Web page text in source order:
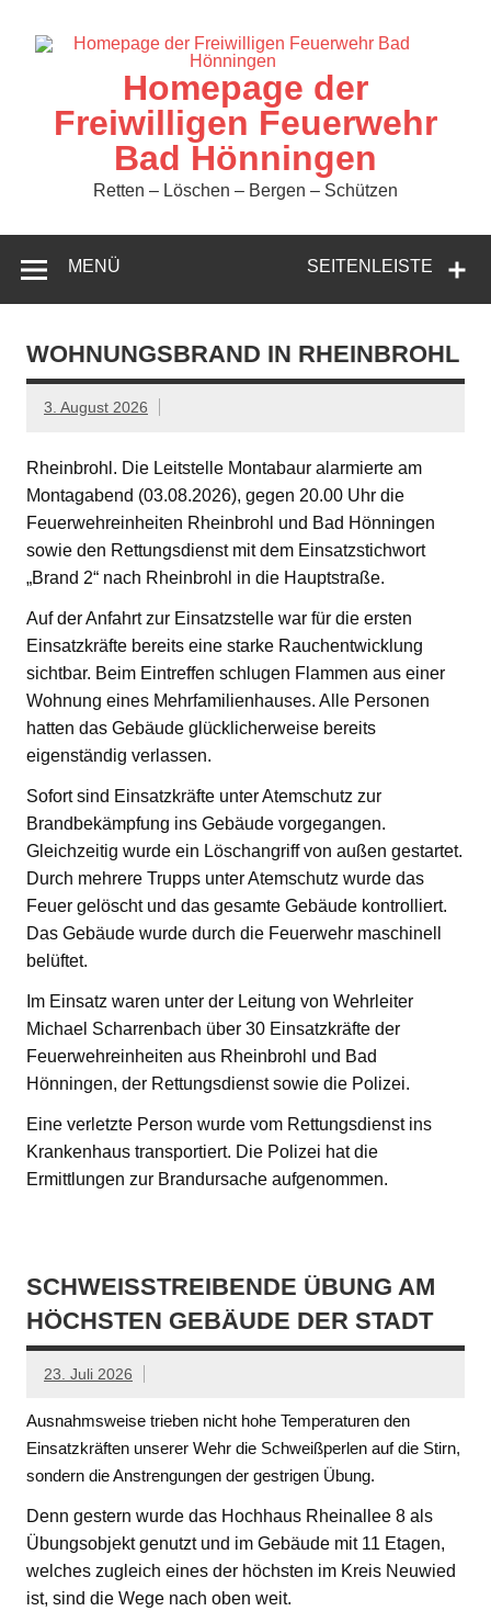
springen
Homepage der
Freiwilligen Feuerwehr
Bad Hönningen
Retten – Löschen – Bergen – Schützen
SEITENLEISTE
MENÜ
WOHNUNGSBRAND IN RHEINBROHL
3. August 2026
Rheinbrohl. Die Leitstelle Montabaur alarmierte am
Montagabend (03.08.2026), gegen 20.00 Uhr die
Feuerwehreinheiten Rheinbrohl und Bad Hönningen
sowie den Rettungsdienst mit dem Einsatzstichwort
„Brand 2“ nach Rheinbrohl in die Hauptstraße.
Auf der Anfahrt zur Einsatzstelle war für die ersten
Einsatzkräfte bereits eine starke Rauchentwicklung
sichtbar. Beim Eintreffen schlugen Flammen aus einer
Wohnung eines Mehrfamilienhauses. Alle Personen
hatten das Gebäude glücklicherweise bereits
eigenständig verlassen.
Sofort sind Einsatzkräfte unter Atemschutz zur
Brandbekämpfung ins Gebäude vorgegangen.
Gleichzeitig wurde ein Löschangriff von außen gestartet.
Durch mehrere Trupps unter Atemschutz wurde das
Feuer gelöscht und das gesamte Gebäude kontrolliert.
Das Gebäude wurde durch die Feuerwehr maschinell
belüftet.
Im Einsatz waren unter der Leitung von Wehrleiter
Michael Scharrenbach über 30 Einsatzkräfte der
Feuerwehreinheiten aus Rheinbrohl und Bad
Hönningen, der Rettungsdienst sowie die Polizei.
Eine verletzte Person wurde vom Rettungsdienst ins
Krankenhaus transportiert. Die Polizei hat die
Ermittlungen zur Brandursache aufgenommen.
SCHWEISSTREIBENDE ÜBUNG AM H
ÖCHSTEN GEBÄUDE DER STADT
23. Juli 2026
Ausnahmsweise trieben nicht hohe Temperaturen den
Einsatzkräften unserer Wehr die Schweißperlen auf die Stirn,
sondern die Anstrengungen der gestrigen Übung.
Denn gestern wurde das Hochhaus Rheinallee 8 als
Übungsobjekt genutzt und im Gebäude mit 11 Etagen,
welches zugleich eines der höchsten im Kreis Neuwied
ist, sind die Wege nach oben weit.